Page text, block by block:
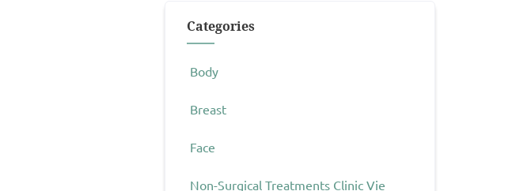
Categories
Body
Breast
Face
Non-Surgical Treatments Clinic Vie